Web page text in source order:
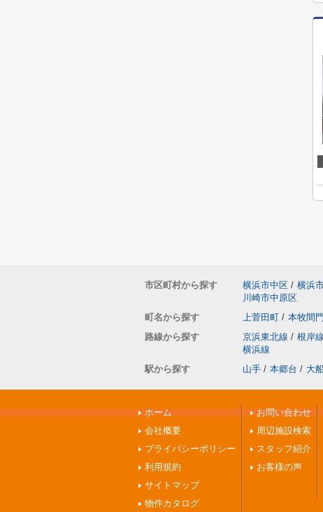
市区町村から探す 横浜市中区 / 横浜
川崎市中原区
町名から探す
上菅田町 / 本牧間門
路線から探す
京浜東北線 / 根岸線
横浜線
駅から探す
山手 / 本郷台 / 大
ホーム
会社概要
プライバシーポリシー
利用規約
サイトマップ
物件カタログ
お問い合わせ
周辺施設検索
スタッフ紹介
お客様の声